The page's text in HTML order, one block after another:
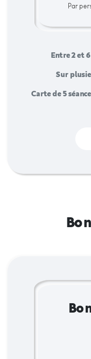
Par
Entre 2 et
Sur
Carte de 5